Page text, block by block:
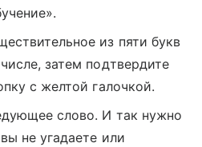
из пяти букв
затем подтвердите
с желтой галочкой.
слово. И так нужно
не угадаете или